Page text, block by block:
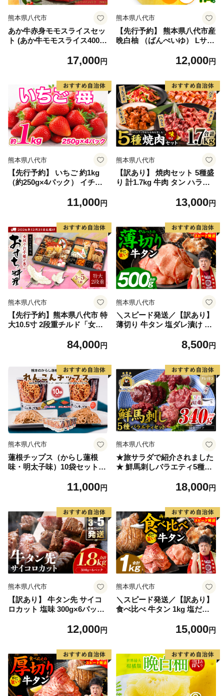
熊本県八代市
あか牛赤身モモスライスセッ
ト (あか牛モモスライス400
17,000円
熊本県八代市
【先行予約】 熊本県八代市産
晩白柚 （ばんぺいゆ） Lサイ
もの フルーツ おやつ 特産 熊
12,000円
熊本県八代市
【先行予約】 いちご 約1kg
（約250g×4パック） イチゴ
ジャム スムージー スイーツ
11,000円
熊本県八代市
【訳あり】 焼肉セット 5種盛
り 計1.7kg 牛肉 タン ハラミ
ラ 豚肉 カルビ 肉 味付き お
13,000円
熊本県八代市
【先行予約】熊本県八代市 特
大10.5寸 2段重チルド「女性
約30品目 寿司日本料理 葵 3
寄せ 新春 正月 【2026年12月
31日お届け】
84,000円
熊本県八代市
＼スピード発送／【訳あり】
薄切り 牛タン 塩ダレ漬け 50
ン元 塩味 タレ漬け 【最短3-5
8,500円
熊本県八代市
蓮根チップス（からし蓮根
味・明太子味）10袋セット
11,000円
熊本県八代市
★旅サラダで紹介されました
★ 鮮馬刺しバラエティ5種セ
赤身スライス・大トロスライ
パック 詰め合わせ
18,000円
熊本県八代市
【訳あり】 牛タン先 サイコ
ロカット 塩味 300g×6パック
込み カレー シチュー 煮込み
12,000円
熊本県八代市
＼スピード発送／【訳あり】
食べ比べ 牛タン 1kg 塩だれ
ん タン元 タン中 【最短3-5営
15,000円